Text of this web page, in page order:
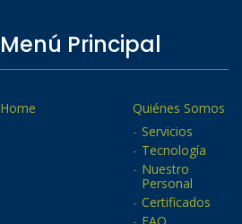
Menú Principal
Home
Quiénes Somos
Servicios
Tecnología
Nuestro
Personal
Certificados